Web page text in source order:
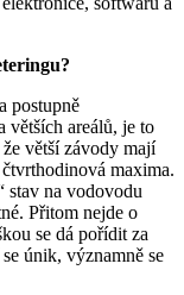
postupně
větších areálů, je to
že větší závody mají
maxima.
stav na vodovodu
Přitom nejde o
se dá pořídit za
únik, významně se